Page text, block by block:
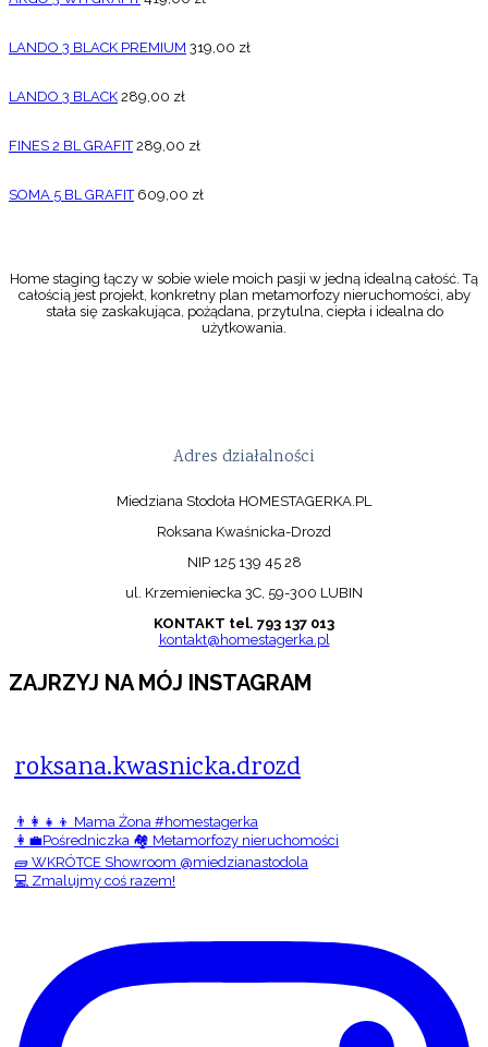
LANDO 3 BLACK PREMIUM 319,00 zł
LANDO 3 BLACK 289,00 zł
FINES 2 BL GRAFIT 289,00 zł
SOMA 5 BL GRAFIT 609,00 zł
Home staging łączy w sobie wiele moich pasji w jedną idealną całość. Tą
całością jest projekt, konkretny plan metamorfozy nieruchomości, aby
stała się zaskakująca, pożądana, przytulna, ciepła i idealna do
użytkowania.
Adres działalności
Miedziana Stodoła HOMESTAGERKA.PL
Roksana Kwaśnicka-Drozd
NIP 125 139 45 28
ul. Krzemieniecka 3C, 59-300 LUBIN
KONTAKT tel. 793 137 013
kontakt@homestagerka.pl
ZAJRZYJ NA MÓJ INSTAGRAM
roksana.kwasnicka.drozd
👨‍👩‍👧‍👦 Mama Żona #homestagerka
👩‍💼Pośredniczka 🏘️ Metamorfozy nieruchomości
🧱 WKRÓTCE Showroom @miedzianastodola
💻 Zmalujmy coś razem!